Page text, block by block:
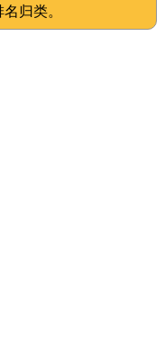
归类。